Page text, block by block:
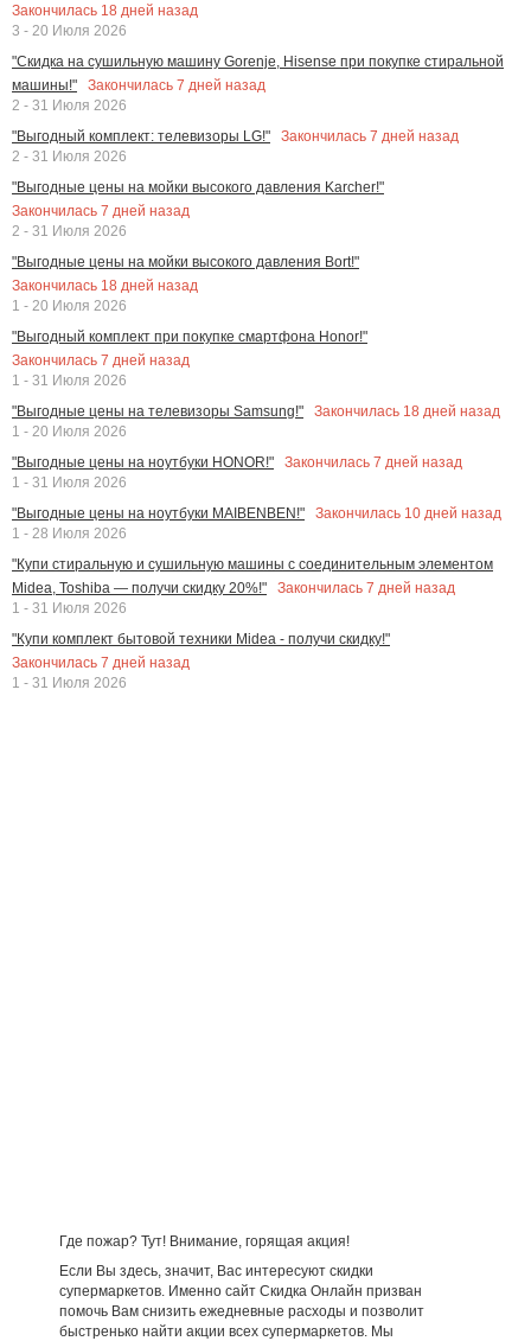
Закончилась 18 дней назад
3 - 20 Июля 2026
"Скидка на сушильную машину Gorenje, Hisense при покупке стиральной
машины!"
Закончилась 7 дней назад
2 - 31 Июля 2026
"Выгодный комплект: телевизоры LG!"
Закончилась 7 дней назад
2 - 31 Июля 2026
"Выгодные цены на мойки высокого давления Karcher!"
Закончилась 7 дней назад
2 - 31 Июля 2026
"Выгодные цены на мойки высокого давления Bort!"
Закончилась 18 дней назад
1 - 20 Июля 2026
"Выгодный комплект при покупке смартфона Honor!"
Закончилась 7 дней назад
1 - 31 Июля 2026
"Выгодные цены на телевизоры Samsung!"
Закончилась 18 дней назад
1 - 20 Июля 2026
"Выгодные цены на ноутбуки HONOR!"
Закончилась 7 дней назад
1 - 31 Июля 2026
"Выгодные цены на ноутбуки MAIBENBEN!"
Закончилась 10 дней назад
1 - 28 Июля 2026
"Купи стиральную и сушильную машины с соединительным элементом
Midea, Toshiba — получи скидку 20%!"
Закончилась 7 дней назад
1 - 31 Июля 2026
"Купи комплект бытовой техники Midea - получи скидку!"
Закончилась 7 дней назад
1 - 31 Июля 2026
Где пожар? Тут! Внимание, горящая акция!
Если Вы здесь, значит, Вас интересуют скидки
супермаркетов. Именно сайт Скидка Онлайн призван
помочь Вам снизить ежедневные расходы и позволит
быстренько найти акции всех супермаркетов. Мы